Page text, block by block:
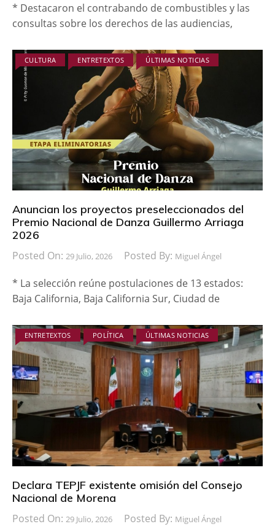
* Destacaron el contrabando de combustibles y las
consultas sobre los derechos de las audiencias,
CULTURA ENTRETEXTOS ÚLTIMAS NOTICIAS
Anuncian los proyectos preseleccionados del
Premio Nacional de Danza Guillermo Arriaga
2026
Posted On: 29 Julio, 2026 Posted By: Miguel Ángel
* La selección reúne postulaciones de 13 estados:
Baja California, Baja California Sur, Ciudad de
ENTRETEXTOS POLÍTICA ÚLTIMAS NOTICIAS
Declara TEPJF existente omisión del Consejo
Nacional de Morena
Posted On: 29 Julio, 2026 Posted By: Miguel Ángel